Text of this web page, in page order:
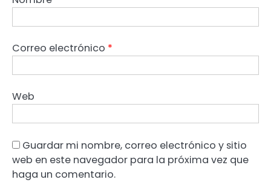
Correo electrónico *
Web
Guardar mi nombre, correo electrónico y sitio
web en este navegador para la próxima vez que
haga un comentario.